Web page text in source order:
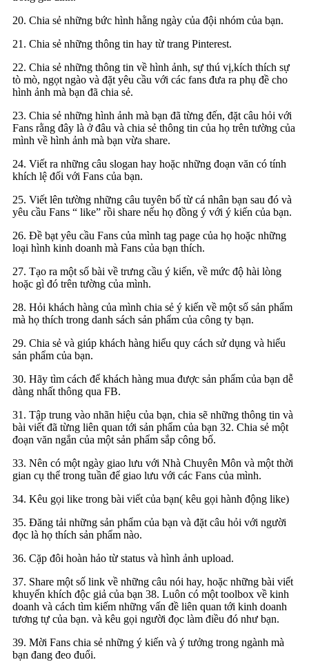
20. Chia sẻ những bức hình hằng ngày của đội nhóm của bạn.
21. Chia sẻ những thông tin hay từ trang Pinterest.
22. Chia sẻ những thông tin về hình ảnh, sự thú vị,kích thích sự
tò mò, ngọt ngào và đặt yêu cầu với các fans đưa ra phụ đề cho
hình ảnh mà bạn đã chia sẻ.
23. Chia sẻ những hình ảnh mà bạn đã từng đến, đặt câu hỏi với
Fans rằng đây là ở đâu và chia sẻ thông tin của họ trên tường của
mình về hình ảnh mà bạn vừa share.
24. Viết ra những câu slogan hay hoặc những đoạn văn có tính
khích lệ đối với Fans của bạn.
25. Viết lên tường những câu tuyên bố từ cá nhân bạn sau đó và
yêu cầu Fans “ like” rồi share nếu họ đồng ý với ý kiến của bạn.
26. Đề bạt yêu cầu Fans của mình tag page của họ hoặc những
loại hình kinh doanh mà Fans của bạn thích.
27. Tạo ra một số bài về trưng cầu ý kiến, về mức độ hài lòng
hoặc gì đó trên tường của mình.
28. Hỏi khách hàng của mình chia sẻ ý kiến về một số sản phẩm
mà họ thích trong danh sách sản phẩm của công ty bạn.
29. Chia sẻ và giúp khách hàng hiểu quy cách sử dụng và hiểu
sản phẩm của bạn.
30. Hãy tìm cách để khách hàng mua được sản phẩm của bạn dễ
dàng nhất thông qua FB.
31. Tập trung vào nhãn hiệu của bạn, chia sẽ những thông tin và
bài viết đã từng liên quan tới sản phẩm của bạn 32. Chia sẻ một
đoạn văn ngắn của một sản phẩm sắp công bố.
33. Nên có một ngày giao lưu với Nhà Chuyên Môn và một thời
gian cụ thể trong tuần để giao lưu với các Fans của mình.
34. Kêu gọi like trong bài viết của bạn( kêu gọi hành động like)
35. Đăng tải những sản phẩm của bạn và đặt câu hỏi với người
đọc là họ thích sản phẩm nào.
36. Cặp đôi hoàn hảo từ status và hình ảnh upload.
37. Share một số link về những câu nói hay, hoặc những bài viết
khuyến khích độc giả của bạn 38. Luôn có một toolbox về kinh
doanh và cách tìm kiếm những vấn đề liên quan tới kinh doanh
tương tự của bạn. và kêu gọi người đọc làm điều đó như bạn.
39. Mời Fans chia sẻ những ý kiến và ý tưởng trong ngành mà
bạn đang đeo đuổi.